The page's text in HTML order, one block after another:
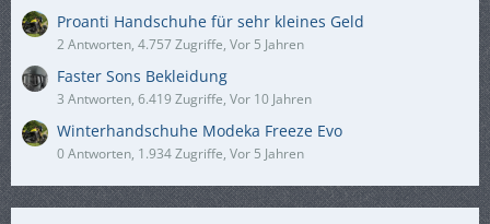
Proanti Handschuhe für sehr kleines Geld
2 Antworten, 4.757 Zugriffe, Vor 5 Jahren
Faster Sons Bekleidung
3 Antworten, 6.419 Zugriffe, Vor 10 Jahren
Winterhandschuhe Modeka Freeze Evo
0 Antworten, 1.934 Zugriffe, Vor 5 Jahren